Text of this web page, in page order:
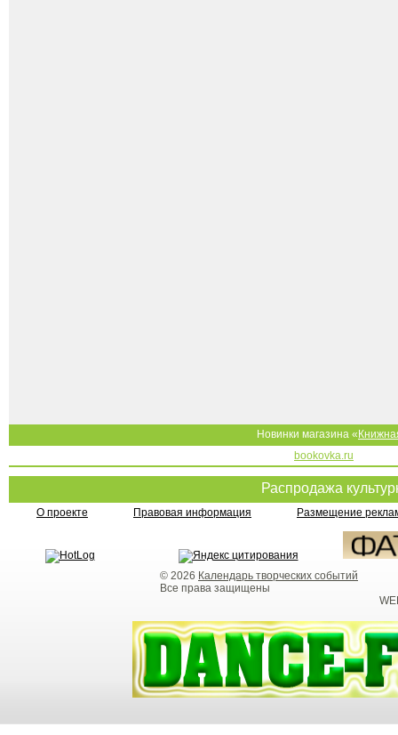
Новинки магазина «
bookovka.ru
Распродажа
О проекте Правовая информация Размещение
© 2026 Календарь творческих событий
Все права защищены